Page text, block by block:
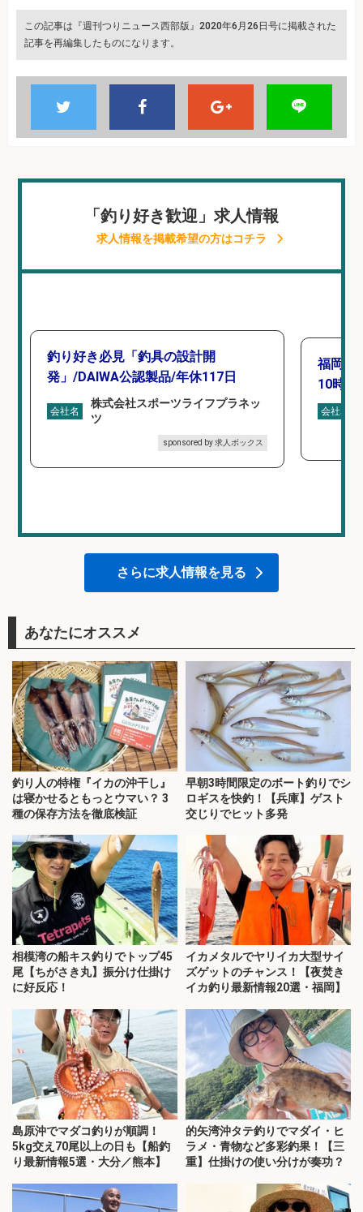
この記事は『週刊つりニュース西部版』2020年6月26日号に掲載された
記事を再編集したものになります。
「釣り好き歓迎」求人情報
求人情報を掲載希望の方はコチラ
釣り好き必見「釣具の設計開
発」/DAIWA公認製品/年休117日
会社名
株式会社スポーツライフプラネッ
ツ
sponsored by 求人ボックス
福岡「
10時間
会社名
さらに求人情報を見る
あなたにオススメ
釣り人の特権『イカの沖干し』
は寝かせるともっとウマい？ 3
種の保存方法を徹底検証
早朝3時間限定のボート釣りでシ
ロギスを快釣！【兵庫】ゲスト
交じりでヒット多発
相模湾の船キス釣りでトップ45
尾【ちがさき丸】振分け仕掛け
に好反応！
イカメタルでヤリイカ大型サイ
ズゲットのチャンス！【夜焚き
イカ釣り最新情報20選・福岡】
島原沖でマダコ釣りが順調！
5kg交え70尾以上の日も【船釣
り最新情報5選・大分／熊本】
的矢湾沖タテ釣りでマダイ・ヒ
ラメ・青物など多彩釣果！【三
重】仕掛けの使い分けが奏功？